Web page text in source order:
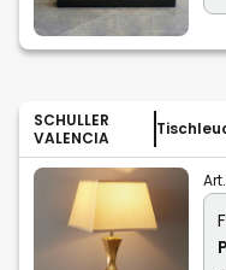
SCHULLER
VALENCIA